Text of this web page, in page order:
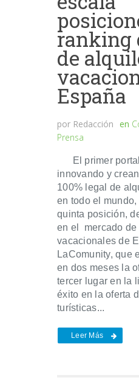
ranking
de
España
por Redacción en
Prensa
El primer
innovando y
100% legal de
en todo el
quinta posición,
en el mercado de
vacacionales de
LaComunity, que
en dos meses la
tercer lugar en la
éxito en la oferta
turísticas...
Leer Más